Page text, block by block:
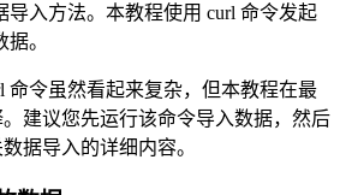
导入方法。本教程使用 curl 命令发起
。
命令虽然看起来复杂，但本教程在最
建议您先运行该命令导入数据，然后
据导入的详细内容。